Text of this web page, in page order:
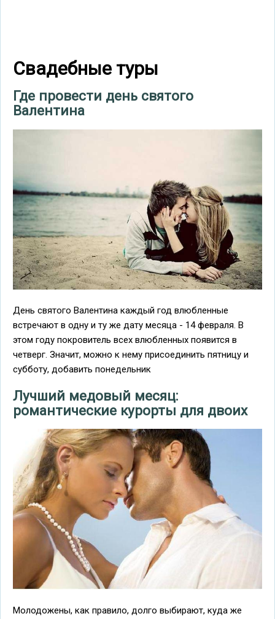
Свадебные туры
Где провести день святого
Валентина
День святого Валентина каждый год влюбленные
встречают в одну и ту же дату месяца - 14 февраля. В
этом году покровитель всех влюбленных появится в
четверг. Значит, можно к нему присоединить пятницу и
субботу, добавить понедельник
Лучший медовый месяц:
романтические курорты для двоих
Молодожены, как правило, долго выбирают, куда же